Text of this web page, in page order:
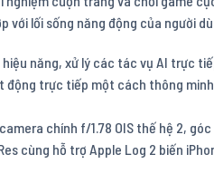
lối sống năng động của người
hiệu năng, xử lý các tác vụ AI trực
trực tiếp một cách thông
chính f/1.78 OIS thế hệ 2,
cùng hỗ trợ Apple Log 2 biến